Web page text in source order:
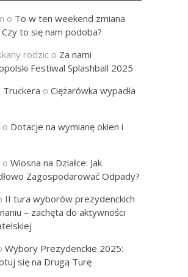
o To w ten weekend zmiana
Czy to się nam podoba?
rodzic o Za nami
Festiwal Splashball 2025
Truckera oCiężarówka wypadła
o Dotacje na wymianę okien i
oWiosna na Działce: Jak
Zagospodarować Odpady?
II tura wyborów prezydenckich
– zachęta do aktywności
Wybory Prezydenckie 2025:
się na Drugą Turę